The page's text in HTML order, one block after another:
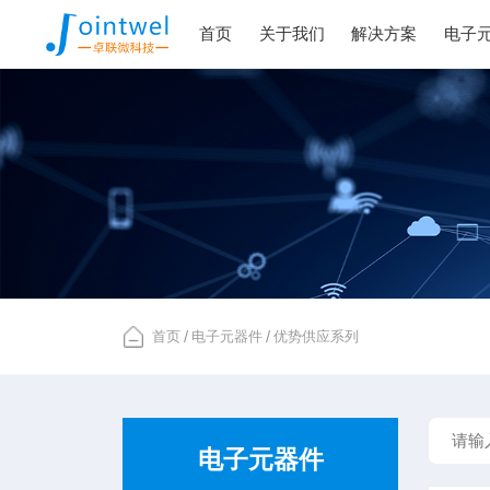
首页 关于我们 解决方案 电子
首页 / 电子元器件 / 优势供应系列
电子元器件